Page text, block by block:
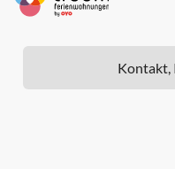
Kontakt,